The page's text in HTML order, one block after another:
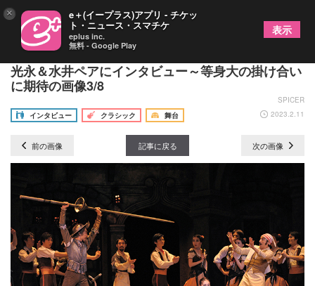
牧阿佐美バレヱ団『ドン・キホーテ』初顔合わせの
光永＆水井ペアにインタビュー～等身大の掛け合い
に期待の画像3/8
SPICER
インタビュー
クラシック 舞台 2023.2.11
前の画像 記事に戻る 次の画像
× e＋(イープラス)アプリ - チケッ
ト・ニュース・スマチケ
eplus inc.
無料 - Google Play
表示